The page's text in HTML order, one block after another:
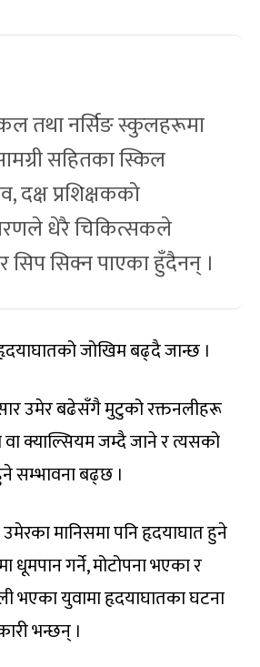
तथा नर्सिङ स्कुलहरूमा
सहितका स्किल
दक्ष प्रशिक्षकको
धेरै चिकित्सकले
सिक्न पाएका हुँदैनन् ।
जोखिम बढ्दै जान्छ ।
उमेर बढेसँगै मुटुको रक्तनलीहरू
वा क्याल्सियम जम्दै जाने र त्यसको
सम्भावना बढ्छ ।
उमेरका मानिसमा पनि हृदयाघात हुने
धूमपान गर्ने, मोटोपना भएका र
युवामा हृदयाघातका घटना
भन्छन् ।